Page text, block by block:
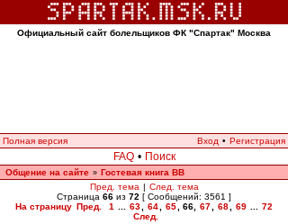
Официальный сайт болельщиков ФК "Спартак" Москва
Полная версия Вход • Регистрация
FAQ • Поиск
Общение на сайте » Гостевая книга ВВ
Пред. тема | След. тема
Страница 66 из 72 [ Сообщений: 3561 ]
На страницу Пред. 1 63 64 65 66 67 68 69
72
След.